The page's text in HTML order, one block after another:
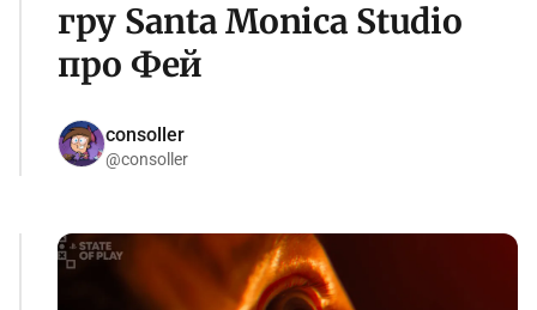
гру Santa Monica Studio
про Фей
consoller
@consoller